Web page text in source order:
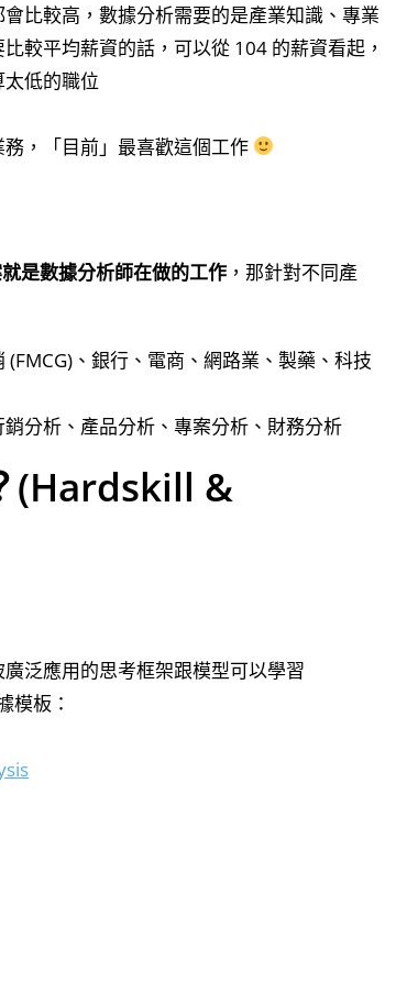
比較高，數據分析需要的是產業知識、專業
較平均薪資的話，可以從 104 的薪資看起，
低的職位
，「目前」最喜歡這個工作
是數據分析師在做的工作 ，那針對不同產
、銀行、電商、網路業、製藥、科技
分析、產品分析、專案分析、財務分析
(hardskill &
泛應用的思考框架跟模型可以學習
模板：